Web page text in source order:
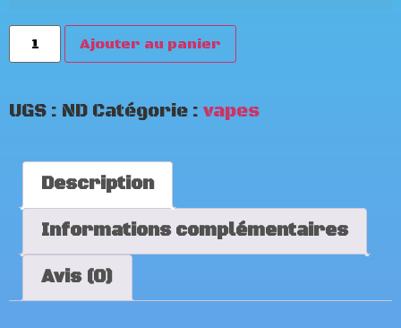
Ajouter au panier
UGS : ND Catégorie : vapes
Description
Informations complémentaires
Avis (0)